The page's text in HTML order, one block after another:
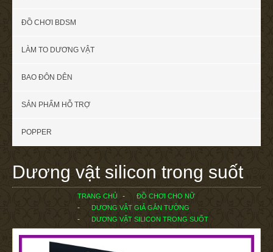
ĐỒ CHƠI BDSM
LÀM TO DƯƠNG VẬT
BAO ĐÔN DÊN
SẢN PHẨM HỖ TRỢ
POPPER
Dương vật silicon trong suốt
TRANG CHỦ
ĐỒ CHƠI CHO NỮ
DƯƠNG VẬT GIẢ GẮN TƯỜNG
DƯƠNG VẬT SILICON TRONG SUỐT